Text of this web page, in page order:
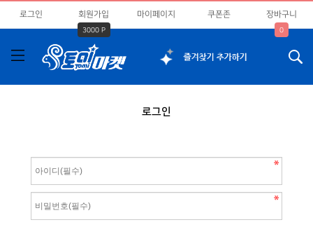
로그인 회원가입
3000 P
마이페이지 쿠폰존 장바구니
0
로그인